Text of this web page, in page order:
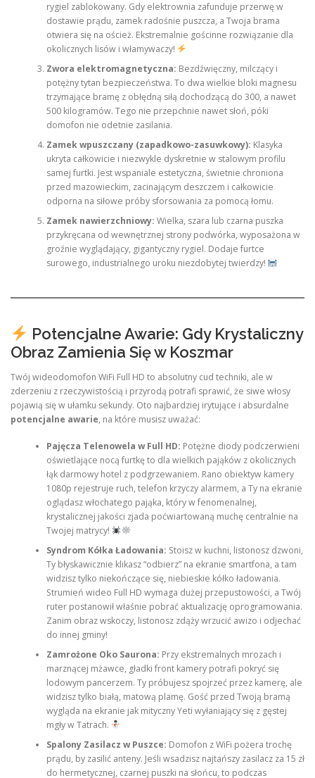
rygiel zablokowany. Gdy elektrownia zafunduje przerwę w
dostawie prądu, zamek radośnie puszcza, a Twoja brama
otwiera się na oścież. Ekstremalnie gościnne rozwiązanie dla
okolicznych lisów i włamywaczy!
Zwora elektromagnetyczna: Bezdźwięczny, milczący i
potężny tytan bezpieczeństwa. To dwa wielkie bloki magnesu
trzymające bramę z obłędną siłą dochodzącą do 300, a nawet
500 kilogramów. Tego nie przepchnie nawet słoń, póki
domofon nie odetnie zasilania.
Zamek wpuszczany (zapadkowo-zasuwkowy): Klasyka
ukryta całkowicie i niezwykle dyskretnie w stalowym profilu
samej furtki. Jest wspaniale estetyczna, świetnie chroniona
przed mazowieckim, zacinającym deszczem i całkowicie
odporna na siłowe próby sforsowania za pomocą łomu.
Zamek nawierzchniowy: Wielka, szara lub czarna puszka
przykręcana od wewnętrznej strony podwórka, wyposażona w
groźnie wyglądający, gigantyczny rygiel. Dodaje furtce
surowego, industrialnego uroku niezdobytej twierdzy!
Potencjalne Awarie: Gdy Krystaliczny
Obraz Zamienia Się w Koszmar
Twój wideodomofon WiFi Full HD to absolutny cud techniki, ale w
zderzeniu z rzeczywistością i przyrodą potrafi sprawić, że siwe włosy
pojawią się w ułamku sekundy. Oto najbardziej irytujące i absurdalne
potencjalne awarie, na które musisz uważać:
Pajęcza Telenowela w Full HD: Potężne diody podczerwieni
oświetlające nocą furtkę to dla wielkich pająków z okolicznych
łąk darmowy hotel z podgrzewaniem. Rano obiektyw kamery
1080p rejestruje ruch, telefon krzyczy alarmem, a Ty na ekranie
oglądasz włochatego pająka, który w fenomenalnej,
krystalicznej jakości zjada poćwiartowaną muchę centralnie na
Twojej matrycy!
Syndrom Kółka Ładowania: Stoisz w kuchni, listonosz dzwoni,
Ty błyskawicznie klikasz “odbierz” na ekranie smartfona, a tam
widzisz tylko niekończące się, niebieskie kółko ładowania.
Strumień wideo Full HD wymaga dużej przepustowości, a Twój
ruter postanowił właśnie pobrać aktualizację oprogramowania.
Zanim obraz wskoczy, listonosz zdąży wrzucić awizo i odjechać
do innej gminy!
Zamrożone Oko Saurona: Przy ekstremalnych mrozach i
marznącej mżawce, gładki front kamery potrafi pokryć się
lodowym pancerzem. Ty próbujesz spojrzeć przez kamerę, ale
widzisz tylko białą, matową plamę. Gość przed Twoją bramą
wygląda na ekranie jak mityczny Yeti wyłaniający się z gęstej
mgły w Tatrach.
Spalony Zasilacz w Puszce: Domofon z WiFi pożera trochę
prądu, by zasilić anteny. Jeśli wsadzisz najtańszy zasilacz za 15 zł
do hermetycznej, czarnej puszki na słońcu, to podczas